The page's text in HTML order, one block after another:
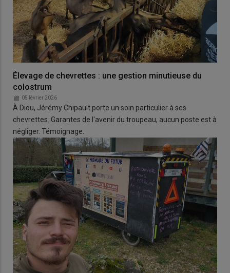
Élevage de chevrettes : une gestion minutieuse du
colostrum
05 février 2026
À Diou, Jérémy Chipault porte un soin particulier à ses
chevrettes. Garantes de l'avenir du troupeau, aucun poste est à
négliger. Témoignage.